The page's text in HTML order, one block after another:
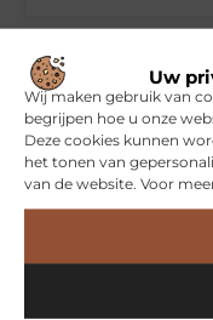
Uw
Wij maken gebruik van
begrijpen hoe u onze
Deze cookies kunnen
het tonen van
van de website. Voor